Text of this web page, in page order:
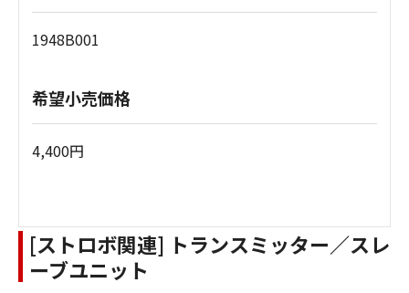
1948B001
希望小売価格
4,400円
[ストロボ関連] トランスミッター／スレ
ーブユニット